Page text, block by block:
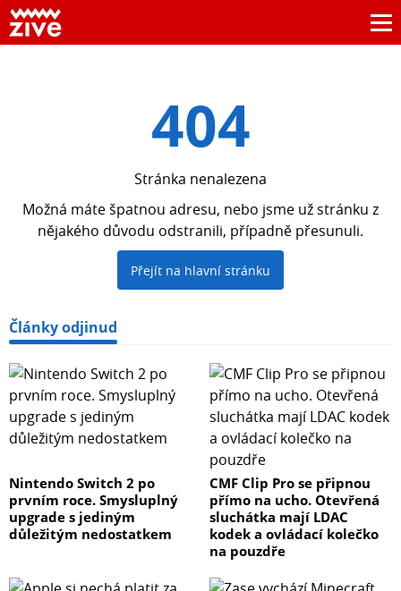
404
Stránka nenalezena
Možná máte špatnou adresu, nebo jsme už stránku z
nějakého důvodu odstranili, případně přesunuli.
Přejít na hlavní stránku
Články odjinud
Nintendo Switch 2 po
prvním roce. Smysluplný
upgrade s jediným
důležitým nedostatkem
CMF Clip Pro se připnou
přímo na ucho. Otevřená
sluchátka mají LDAC
kodek a ovládací kolečko
na pouzdře